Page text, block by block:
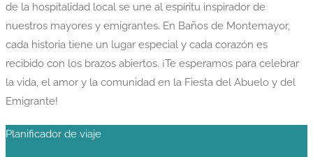
de la hospitalidad local se une al espíritu inspirador de
nuestros mayores y emigrantes. En Baños de Montemayor,
cada historia tiene un lugar especial y cada corazón es
recibido con los brazos abiertos. ¡Te esperamos para celebrar
la vida, el amor y la comunidad en la Fiesta del Abuelo y del
Emigrante!
Planificador de viaje